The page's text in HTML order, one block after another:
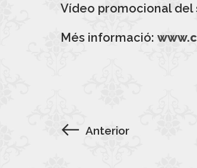
Vídeo promocional del
Més informació:
Anterior